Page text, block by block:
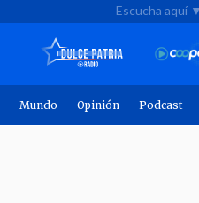
Escucha aquí ▼
Mundo Opinión Podcast